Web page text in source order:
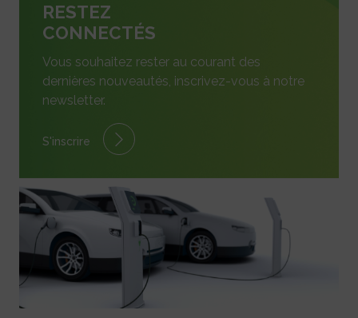
RESTEZ
CONNECTÉS
Vous souhaitez rester au courant des
dernières nouveautés, inscrivez-vous à notre
newsletter.
S'inscrire